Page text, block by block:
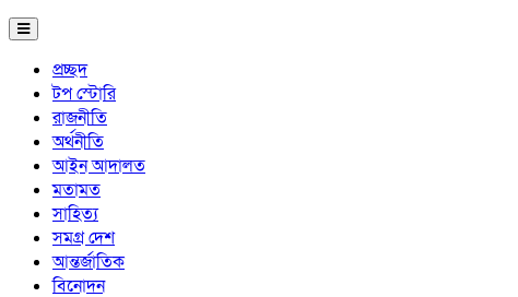
প্রচ্ছদ
টপ স্টোরি
রাজনীতি
অর্থনীতি
আইন আদালত
মতামত
সাহিত্য
সমগ্র দেশ
আন্তর্জাতিক
বিনোদন